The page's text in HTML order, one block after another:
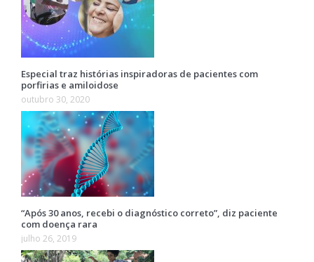
Especial traz histórias inspiradoras de pacientes com
porfirias e amiloidose
outubro 30, 2020
“Após 30 anos, recebi o diagnóstico correto”, diz paciente
com doença rara
julho 26, 2019